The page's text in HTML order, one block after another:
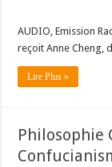
AUDIO, Emission
reçoit Anne Cheng,
Lire Plus »
Philosophie